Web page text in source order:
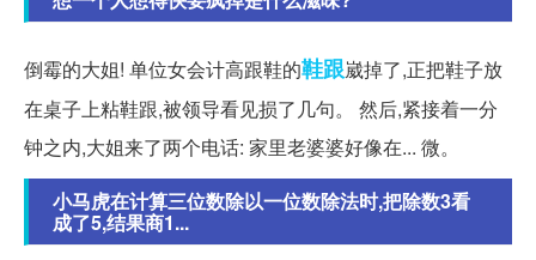
倒霉的大姐! 单位女会计高跟鞋的鞋跟崴掉了,正把鞋子放
在桌子上粘鞋跟,被领导看见损了几句。 然后,紧接着一分
钟之内,大姐来了两个电话: 家里老婆婆好像在... 微。
小马虎在计算三位数除以一位数除法时,把除数3看
成了5,结果商1...